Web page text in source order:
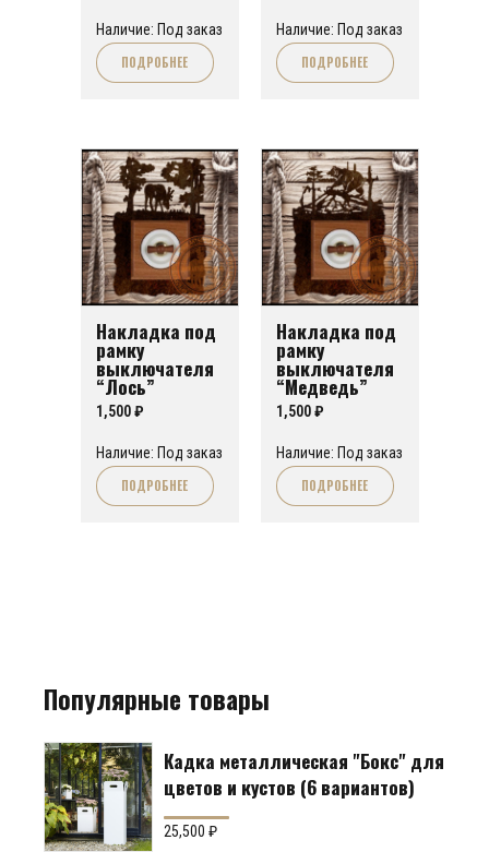
Наличие: Под заказ
ПОДРОБНЕЕ
Наличие: Под заказ
ПОДРОБНЕЕ
Накладка под
рамку
выключателя
“Лось”
1,500₽
Наличие: Под заказ
ПОДРОБНЕЕ
Накладка под
рамку
выключателя
“Медведь”
1,500₽
Наличие: Под заказ
ПОДРОБНЕЕ
Популярные товары
Кадка металлическая "Бокс" для
цветов и кустов (6 вариантов)
25,500₽